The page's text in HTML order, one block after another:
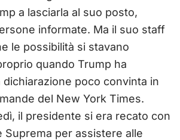
a lasciarla al suo posto,
informate. Ma il suo staff
le possibilità si stavano
quando Trump ha
dichiarazione poco convinta in
del New York Times.
il presidente si era recato con
Suprema per assistere alle